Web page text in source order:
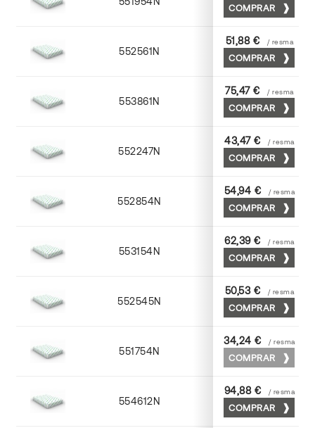
COMPRAR
552561N 63 x 88
51,88 € / resma
COMPRAR
553861N 63 x 88
75,47 € / resma
COMPRAR
552247N 45 x 64
43,47 € / resma
COMPRAR
552854N 52 x 70
54,94 € / resma
COMPRAR
553154N 52 x 70
62,39 € / resma
COMPRAR
552545N 45 x 64
50,53 € / resma
COMPRAR
551754N 52 x 70
34,24 € / resma
COMPRAR
554612N 72 x 102
94,88 € / resma
COMPRAR